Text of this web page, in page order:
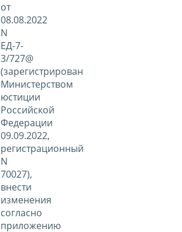
от
08.08.2022
N
ЕД-7-
3/727@
(зарегистрирован
Министерством
юстиции
Российской
Федерации
09.09.2022,
регистрационный
N
70027),
внести
изменения
согласно
приложению